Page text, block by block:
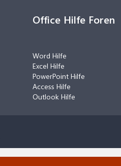
Office Hilfe Foren
Word Hilfe
Excel Hilfe
PowerPoint Hilfe
Access Hilfe
Outlook Hilfe